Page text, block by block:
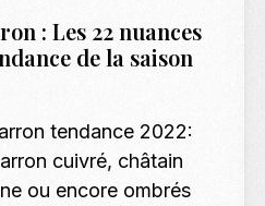
: Les 22 nuances
de la saison
tendance 2022:
cuivré, châtain
ou encore ombrés